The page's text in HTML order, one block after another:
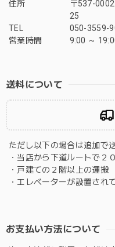
住所
〒537-
25
TEL
050-3559-
営業時間
9:00 ～
送料について
ただし以下の場合は追加で
・当店から下道ルートで２
・戸建ての２階以上の運搬
・エレベーターが設置され
お支払い方法について